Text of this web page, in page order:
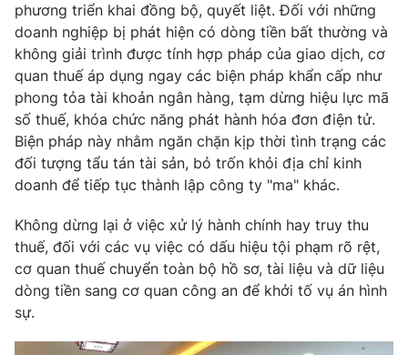
phương triển khai đồng bộ, quyết liệt. Đối với những
doanh nghiệp bị phát hiện có dòng tiền bất thường và
không giải trình được tính hợp pháp của giao dịch, cơ
quan thuế áp dụng ngay các biện pháp khẩn cấp như
phong tỏa tài khoản ngân hàng, tạm dừng hiệu lực mã
số thuế, khóa chức năng phát hành hóa đơn điện tử.
Biện pháp này nhằm ngăn chặn kịp thời tình trạng các
đối tượng tẩu tán tài sản, bỏ trốn khỏi địa chỉ kinh
doanh để tiếp tục thành lập công ty "ma" khác.
Không dừng lại ở việc xử lý hành chính hay truy thu
thuế, đối với các vụ việc có dấu hiệu tội phạm rõ rệt,
cơ quan thuế chuyển toàn bộ hồ sơ, tài liệu và dữ liệu
dòng tiền sang cơ quan công an để khởi tố vụ án hình
sự.